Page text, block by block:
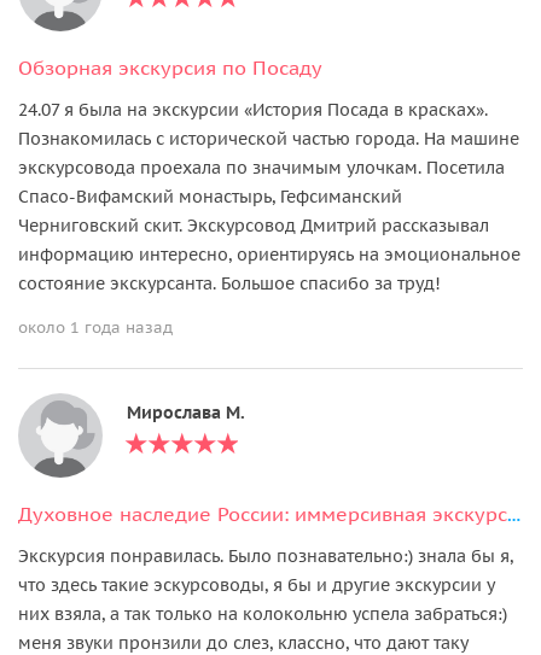
Обзорная экскурсия по Посаду
24.07 я была на экскурсии «История Посада в красках».
Познакомилась с исторической частью города. На машине
экскурсовода проехала по значимым улочкам. Посетила
Спасо-Вифамский монастырь, Гефсиманский
Черниговский скит. Экскурсовод Дмитрий рассказывал
информацию интересно, ориентируясь на эмоциональное
состояние экскурсанта. Большое спасибо за труд!
около 1 года назад
Мирослава М.
Духовное наследие России: иммерсивная экскурсия с подъемом на колокольню
Экскурсия понравилась. Было познавательно:) знала бы я,
что здесь такие эскурсоводы, я бы и другие экскурсии у
них взяла, а так только на колокольню успела забраться:)
меня звуки пронзили до слез, классно, что дают таку